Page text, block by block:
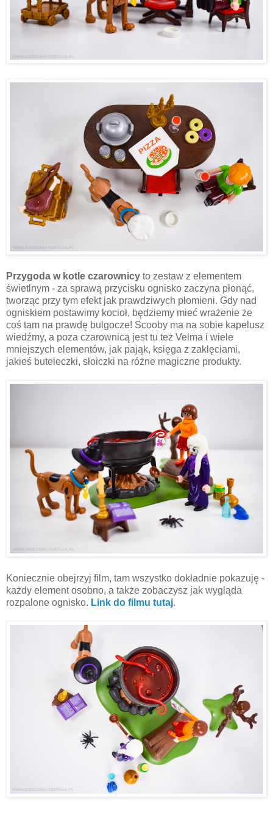
Przygoda w kotle czarownicy to zestaw z elementem
świetlnym - za sprawą przycisku ognisko zaczyna płonąć,
tworząc przy tym efekt jak prawdziwych płomieni. Gdy nad
ogniskiem postawimy kocioł, będziemy mieć wrażenie że
coś tam na prawdę bulgocze! Scooby ma na sobie kapelusz
wiedźmy, a poza czarownicą jest tu też Velma i wiele
mniejszych elementów, jak pająk, księga z zaklęciami,
jakieś buteleczki, słoiczki na różne magiczne produkty.
Koniecznie obejrzyj film, tam wszystko dokładnie pokazuję -
każdy element osobno, a także zobaczysz jak wygląda
rozpalone ognisko. Link do filmu tutaj.